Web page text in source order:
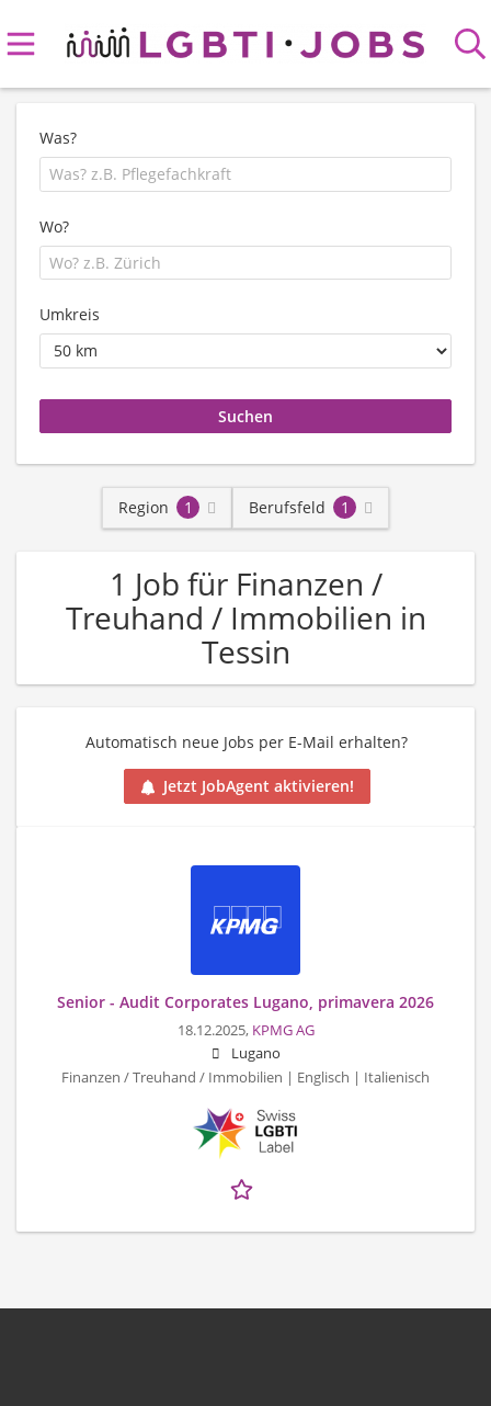
Was?
Wo?
Umkreis
Region 1 Berufsfeld 1
1 Job für Finanzen /
Treuhand / Immobilien in
Tessin
Automatisch neue Jobs per E-Mail erhalten?
Jetzt JobAgent aktivieren!
Senior - Audit Corporates Lugano, primavera 2026
18.12.2025, KPMG AG
Lugano
Finanzen / Treuhand / Immobilien | Englisch | Italienisch